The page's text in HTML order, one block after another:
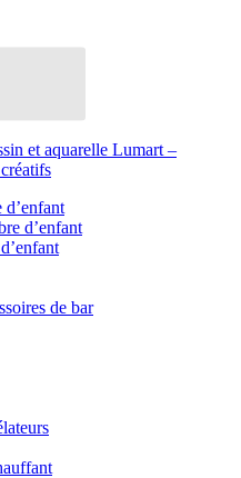
et aquarelle Lumart –
d’enfant
de bar